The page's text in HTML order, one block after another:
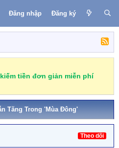
Đăng nhập Đăng ký
tiền đơn giản miễn phí
Tăng Trong 'mùa Đông'
Theo dõi